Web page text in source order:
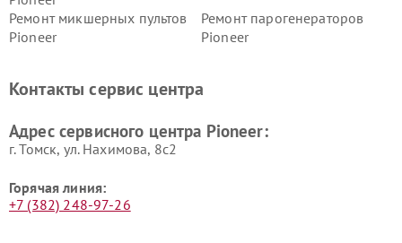
Ремонт микшерных пультов
Pioneer
Ремонт парогенераторов
Pioneer
Контакты сервис центра
Адрес сервисного центра Pioneer:
г. Томск, ул. Нахимова, 8с2
Горячая линия:
+7 (382) 248-97-26